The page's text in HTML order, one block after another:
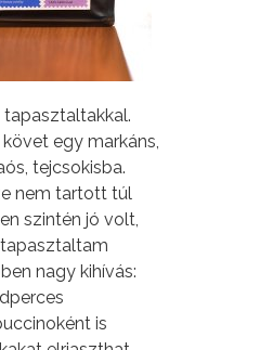
egy markáns,
tejcsokisba.
nem tartott túl
szintén jó volt,
nagy kihívás:
is